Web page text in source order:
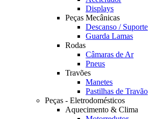
Displays
Peças Mecânicas
Descanso / Suporte
Guarda Lamas
Rodas
Câmaras de Ar
Pneus
Travões
Manetes
Pastilhas de Travão
Peças - Eletrodomésticos
Aquecimento & Clima